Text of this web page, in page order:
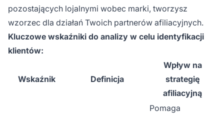
pozostających lojalnymi wobec marki, tworzysz
wzorzec dla działań Twoich partnerów afiliacyjnych.
Kluczowe wskaźniki do analizy w celu identyfikacji
klientów:
Wskaźnik Definicja
Wpływ na
strategię
afiliacyjną
Pomaga